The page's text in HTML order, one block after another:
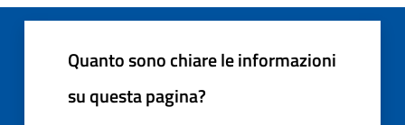
Quanto sono chiare le informazioni
su questa pagina?